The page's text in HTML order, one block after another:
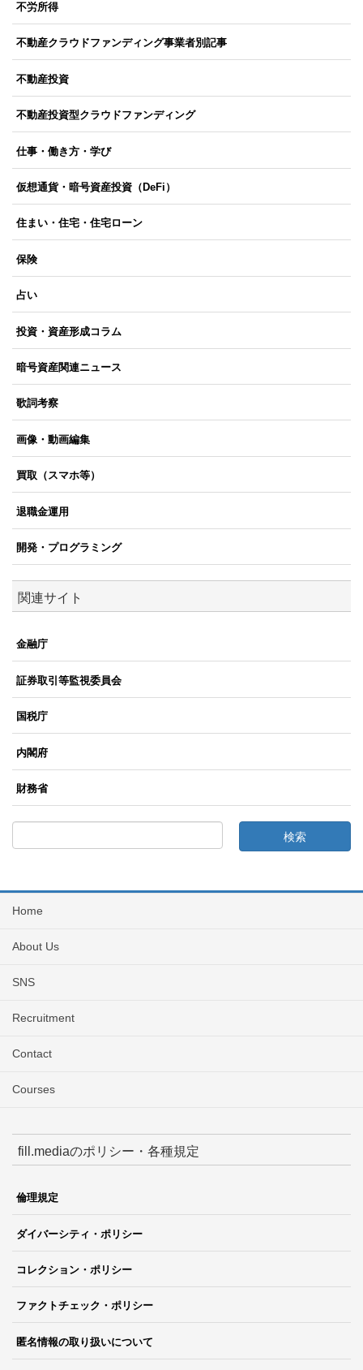
不労所得
不動産クラウドファンディング事業者別記事
不動産投資
不動産投資型クラウドファンディング
仕事・働き方・学び
仮想通貨・暗号資産投資（DeFi）
住まい・住宅・住宅ローン
保険
占い
投資・資産形成コラム
暗号資産関連ニュース
歌詞考察
画像・動画編集
買取（スマホ等）
退職金運用
開発・プログラミング
関連サイト
金融庁
証券取引等監視委員会
国税庁
内閣府
財務省
Home
About Us
SNS
Recruitment
Contact
Courses
fill.mediaのポリシー・各種規定
倫理規定
ダイバーシティ・ポリシー
コレクション・ポリシー
ファクトチェック・ポリシー
匿名情報の取り扱いについて